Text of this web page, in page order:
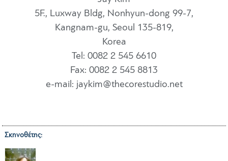
5F., Luxway Bldg, Nonhyun-dong 99-7,
Kangnam-gu, Seoul 135-819,
Korea
Tel: 0082 2 545 6610
Fax: 0082 2 545 8813
e-mail: jaykim@thecorestudio.net
Σκηνοθέτης: